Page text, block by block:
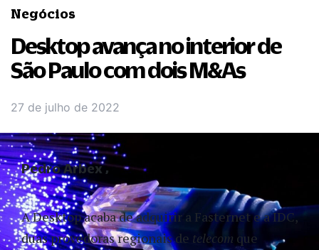
Negócios
Desktop avança no interior de
São Paulo com dois M&As
27 de julho de 2022
A Desktop acaba de adquirir a Fasternet e a IDC,
duas provedoras regionais de telecom que
Pedro Arbex